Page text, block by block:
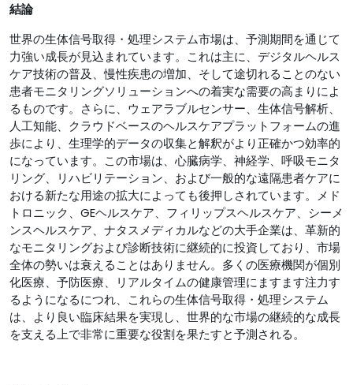
結論
世界の生体信号取得・処理システム市場は、予測期間を通じて
力強い成長が見込まれています。これは主に、デジタルヘルス
ケア技術の普及、慢性疾患の増加、そして途切れることのない
患者モニタリングソリューションへの着実な需要の高まりによ
るものです。さらに、ウェアラブルセンサー、生体信号解析、
人工知能、クラウドベースのヘルスケアプラットフォームの進
歩により、生理学的データの収集と解釈がより正確かつ効率的
になっています。この市場は、心臓病学、神経学、呼吸モニタ
リング、リハビリテーション、および一般的な遠隔患者ケアに
おける新たな用途の拡大によっても後押しされています。メド
トロニック、GEヘルスケア、フィリップスヘルスケア、シーメ
ンスヘルスケア、ナタスメディカルなどの大手企業は、革新的
なモニタリングおよび診断技術に継続的に投資しており、市場
全体の勢いは衰えることはありません。多くの医療機関が個別
化医療、予防医療、リアルタイムの健康管理にますます注力す
るようになるにつれ、これらの生体信号取得・処理システム
は、より良い臨床結果を実現し、世界的な市場の継続的な成長
を支える上で非常に重要な役割を果たすと予測される。